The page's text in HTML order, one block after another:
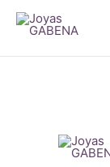
contenido